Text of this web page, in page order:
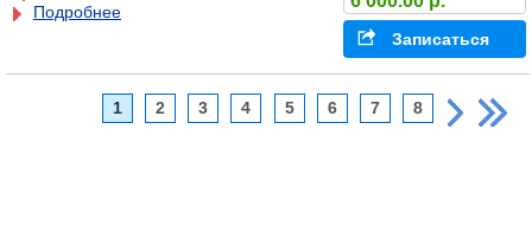
Подробнее
Записаться
1 2 3 4 5 6 7 8